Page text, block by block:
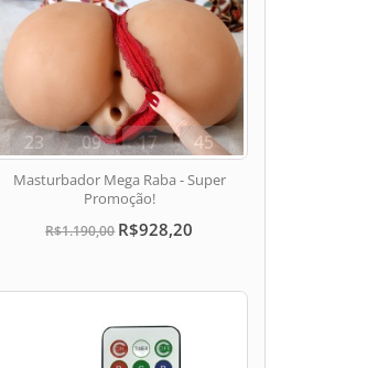
23
dias
09
hora
17
min
44
seg
Masturbador Mega Raba - Super
Promoção!
R$1.190,00 R$928,20